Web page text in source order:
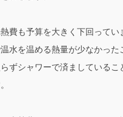
費も予算を大きく下回ってい
水を温める熱量が少なかった
ずシャワーで済ましているこ